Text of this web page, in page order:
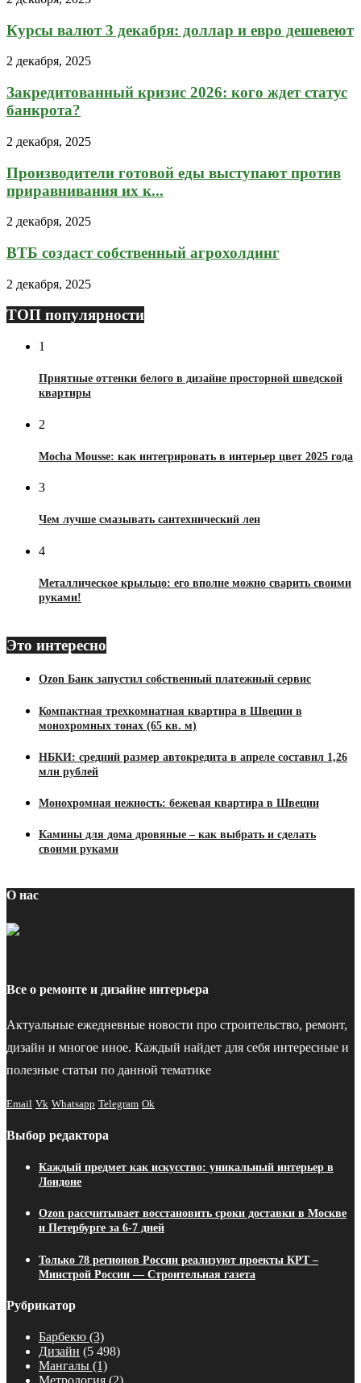
Курсы валют 3 декабря: доллар и евро дешевеют
2 декабря, 2025
Закредитованный кризис 2026: кого ждет статус
банкрота?
2 декабря, 2025
Производители готовой еды выступают против
приравнивания их к...
2 декабря, 2025
ВТБ создаст собственный агрохолдинг
2 декабря, 2025
ТОП популярности
1
Приятные оттенки белого в дизайне просторной шведской
квартиры
2
Mocha Mousse: как интегрировать в интерьер цвет 2025 года
3
Чем лучше смазывать сантехнический лен
4
Металлическое крыльцо: его вполне можно сварить своими
руками!
Это интересно
Ozon Банк запустил собственный платежный сервис
Компактная трехкомнатная квартира в Швеции в
монохромных тонах (65 кв. м)
НБКИ: средний размер автокредита в апреле составил 1,26
млн рублей
Монохромная нежность: бежевая квартира в Швеции
Камины для дома дровяные – как выбрать и сделать
своими руками
О нас
Все о ремонте и дизайне интерьера
Актуальные ежедневные новости про строительство, ремонт,
дизайн и многое иное. Каждый найдет для себя интересные и
полезные статьи по данной тематике
Email Vk Whatsapp Telegram Ok
Выбор редактора
Каждый предмет как искусство: уникальный интерьер в
Лондоне
Ozon рассчитывает восстановить сроки доставки в Москве
и Петербурге за 6-7 дней
Только 78 регионов России реализуют проекты КРТ –
Минстрой России — Строительная газета
Рубрикатор
Барбекю (3)
Дизайн (5 498)
Мангалы (1)